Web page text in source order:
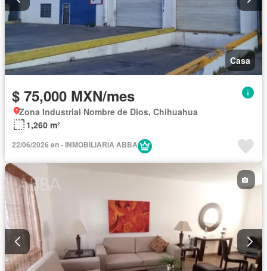
Casa
$ 75,000 MXN/mes
Zona Industrial Nombre de Dios, Chihuahua
1,260 m²
22/06/2026 en - INMOBILIARIA ABBA